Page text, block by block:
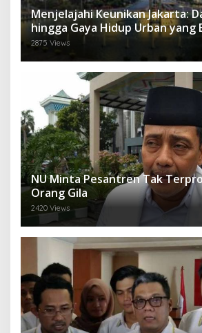
Menjelajahi Keunikan Jakarta:
hingga Gaya Hidup Urban yang
2875 Views
NU Minta Pesantren Tak
Orang Gila
2420 Views